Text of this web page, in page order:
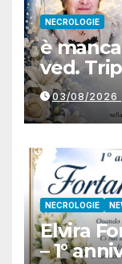
NECROLOGIE
è
ved.
03/08/2026
NECROLOGIE
Elvira
– 1°